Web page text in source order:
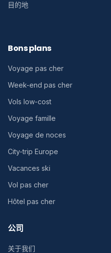
目的地
Bons plans
Voyage pas cher
Week-end pas cher
Vols low-cost
Voyage famille
Voyage de noces
City-trip Europe
Vacances ski
Vol pas cher
Hôtel pas cher
公司
关于我们